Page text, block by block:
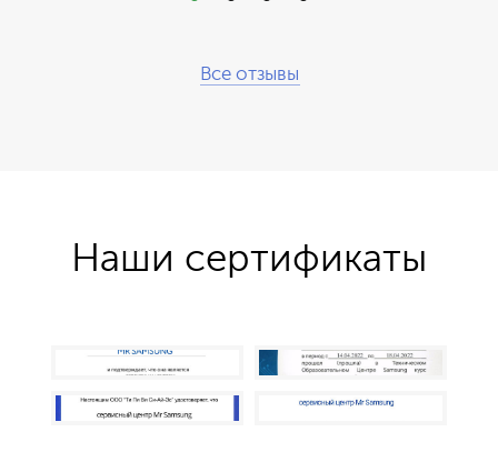
Все отзывы
Наши сертификаты